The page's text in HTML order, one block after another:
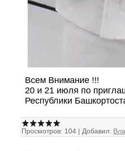
Всем Внимание !!!
20 и 21 июля по
Республики
Просмотров: 104 | Добавил: